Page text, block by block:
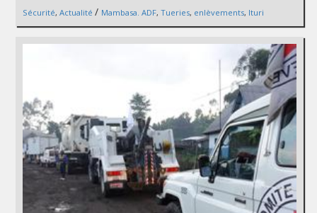
Sécurité, Actualité / Mambasa. ADF, Tueries, enlèvements, Ituri